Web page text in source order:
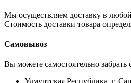
Мы осуществляем доставку в
Стоимость доставки товара
Самовывоз
Вы можете самостоятельно забрать